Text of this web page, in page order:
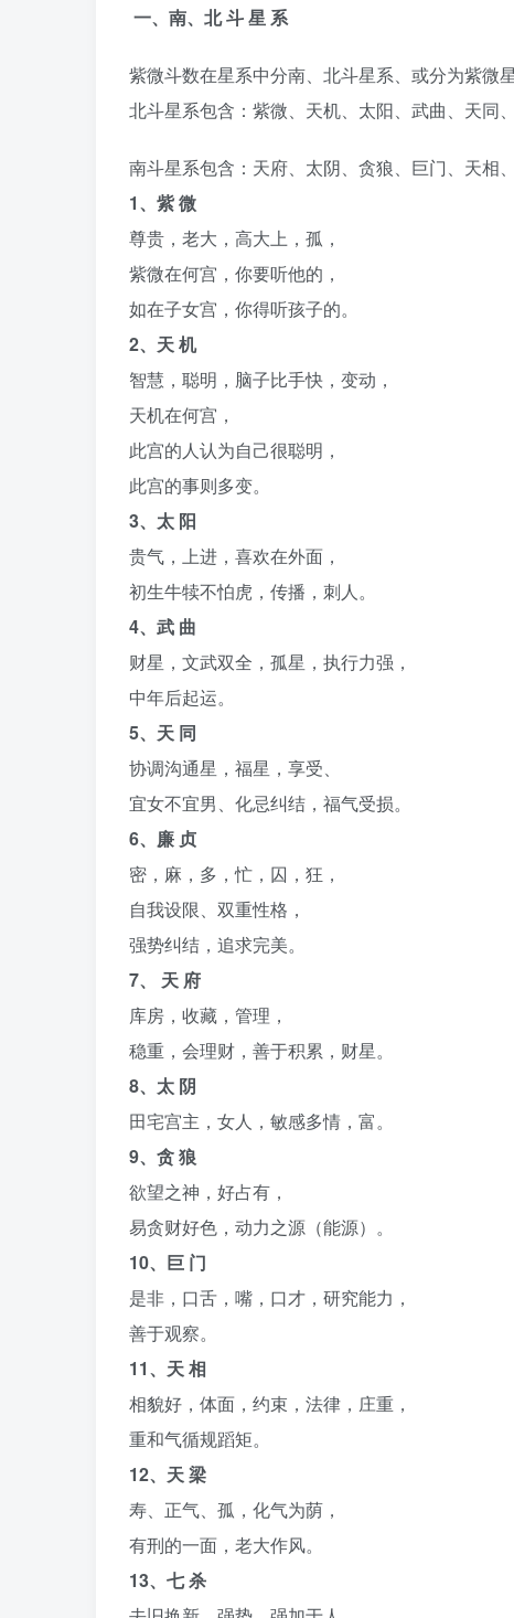
一、南、北 斗 星 系
紫微斗数在星系中分南、北斗星系、或分为紫微
北斗星系包含：紫微、天机、太阳、武曲、天同
南斗星系包含：天府、太阴、贪狼、巨门、天相
1、紫 微
尊贵，老大，高大上，孤，
紫微在何宫，你要听他的，
如在子女宫，你得听孩子的。
2、天 机
智慧，聪明，脑子比手快，变动，
天机在何宫，
此宫的人认为自己很聪明，
此宫的事则多变。
3、太 阳
贵气，上进，喜欢在外面，
初生牛犊不怕虎，传播，刺人。
4、武 曲
财星，文武双全，孤星，执行力强，
中年后起运。
5、天 同
协调沟通星，福星，享受、
宜女不宜男、化忌纠结，福气受损。
6、廉 贞
密，麻，多，忙，囚，狂，
自我设限、双重性格，
强势纠结，追求完美。
7、 天 府
库房，收藏，管理，
稳重，会理财，善于积累，财星。
8、太 阴
田宅宫主，女人，敏感多情，富。
9、贪 狼
欲望之神，好占有，
易贪财好色，动力之源（能源）。
10、巨 门
是非，口舌，嘴，口才，研究能力，
善于观察。
11、天 相
相貌好，体面，约束，法律，庄重，
重和气循规蹈矩。
12、天 梁
寿、正气、孤，化气为荫，
有刑的一面，老大作风。
13、七 杀